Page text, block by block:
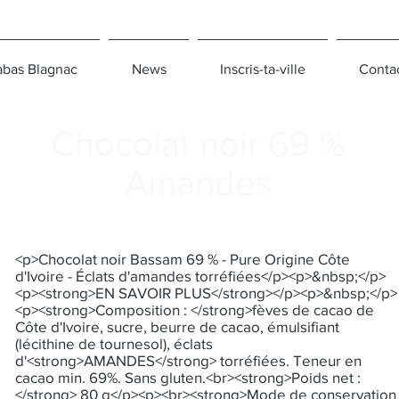
Blagnac News Inscris-ta-ville
<p>Chocolat noir Bassam 69 % - Pure Origine Côte
d'Ivoire - Éclats d'amandes torréfiées</p><p>&nbsp;</p>
<p><strong>EN SAVOIR PLUS</strong></p><p>&nbsp;</p>
<p><strong>Composition : </strong>fèves de cacao de
Côte d'Ivoire, sucre, beurre de cacao, émulsifiant
(lécithine de tournesol), éclats
d'<strong>AMANDES</strong> torréfiées. Teneur en
cacao min. 69%. Sans gluten.<br><strong>Poids net :
</strong> 80 g</p><p><br><strong>Mode de conservation